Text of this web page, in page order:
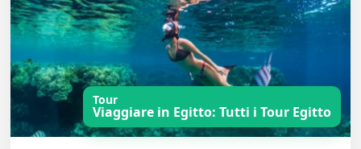
Tour
Viaggiare in Egitto: Tutti i Tour Egitto